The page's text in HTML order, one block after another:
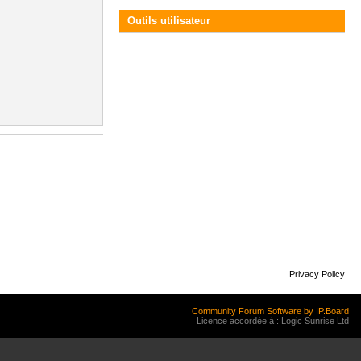
Outils utilisateur
Privacy Policy
Community Forum Software by IP.Board
Licence accordée à : Logic Sunrise Ltd